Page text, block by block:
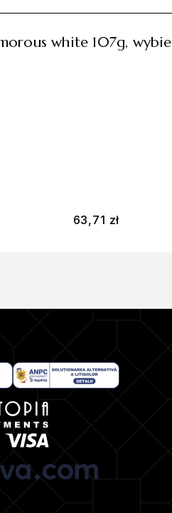
white 107g,
63,71 zł